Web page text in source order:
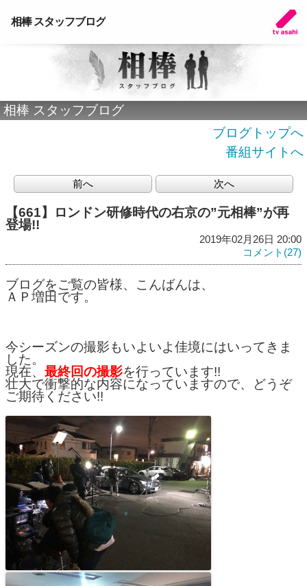
相棒 スタッフブログ
相棒 スタッフブログ
ブログトップへ
番組サイトへ
前へ 次へ
【661】ロンドン研修時代の右京の”元相棒”が再
登場!!
2019年02月26日 20:00
コメント(27)
ブログをご覧の皆様、こんばんは、
ＡＰ増田です。
今シーズンの撮影もいよいよ佳境にはいってきま
した。
現在、 最終回の撮影を行っています!!
壮大で衝撃的な内容になっていますので、どうぞ
ご期待ください!!